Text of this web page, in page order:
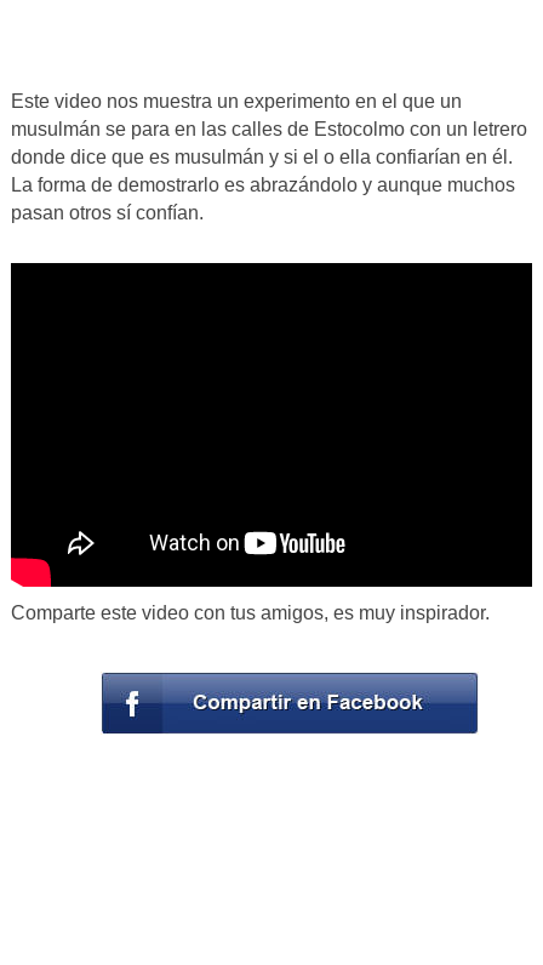
Este video nos muestra un experimento en el que un
musulmán se para en las calles de Estocolmo con un letrero
donde dice que es musulmán y si el o ella confiarían en él.
La forma de demostrarlo es abrazándolo y aunque muchos
pasan otros sí confían.
Comparte este video con tus amigos, es muy inspirador.